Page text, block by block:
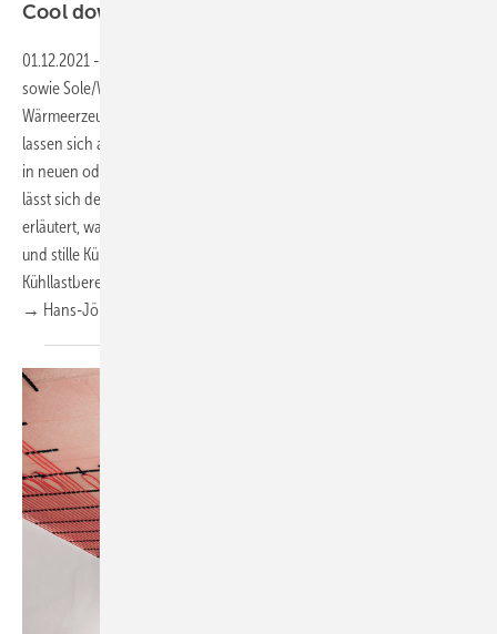
Cool down
01.12.2021 -
sowie Sole/Wasser-Wärmepumpen haben vielen anderen
Wärmeerzeugern eines voraus: Sie liefern nicht nur Wärme, sondern
lassen sich an heißen Tagen auch zum Kühlen nutzen. Insbesondere
in neuen oder sanierten Niedrigenergiehäusern mit Fußbodenheizung
lässt sich der Wohnkomfort im Sommer ­spürbar erhöhen. Unser Autor
erläutert, was sich hinter den Begriffen aktive, passive, dynamische
und stille Kühlung verbirgt. Und er erklärt, wie sich eine vereinfachte
Kühllastberechnung für ­einen effizienten Betrieb durchführen lässt.
→ Hans-Jörg